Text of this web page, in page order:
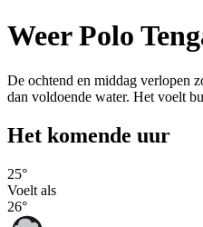
Weer Polo
De ochtend en middag verlopen
dan voldoende water. Het voelt
Het komende uur
25°
Voelt als
26°